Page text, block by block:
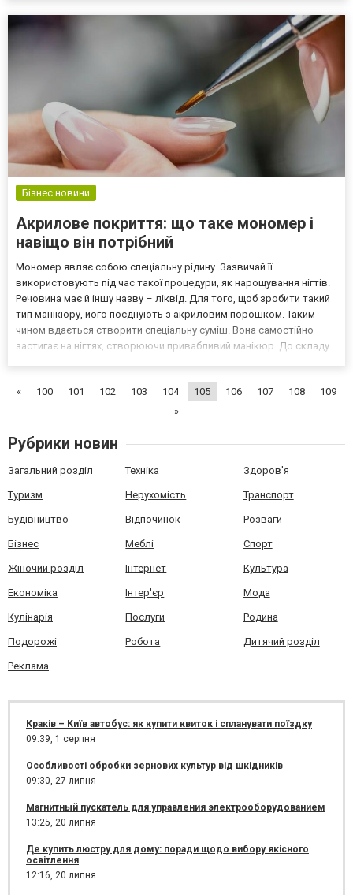
домашними с...
Бізнес новини
Акрилове покриття: що таке мономер і
навіщо він потрібний
Мономер являє собою спеціальну рідину. Зазвичай її
використовують під час такої процедури, як нарощування нігтів.
Речовина має й іншу назву – ліквід. Для того, щоб зробити такий
тип манікюру, його поєднують з акриловим порошком. Таким
чином вдається створити спеціальну суміш. Вона самостійно
застигає на нігтях, створюючи привабливий манікюр. До складу
«
100 101 102 103 104 105 106 107 108
109
»
Рубрики новин
Загальний розділ Техніка Здоров'я
Туризм Нерухомість Транспорт
Будівництво Відпочинок Розваги
Бізнес Меблі Спорт
Жіночий розділ Інтернет Культура
Економіка Інтер'єр Мода
Кулінарія Послуги Родина
Подорожі Робота Дитячий розділ
Реклама
Краків – Київ автобус: як купити квиток і спланувати поїздку
09:39, 1 серпня
Особливості обробки зернових культур від шкідників
09:30, 27 липня
Магнитный пускатель для управления электрооборудованием
13:25, 20 липня
Де купить люстру для дому: поради щодо вибору якісного
освітлення
12:16, 20 липня